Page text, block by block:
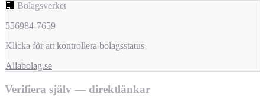
🏢 Bolagsverket
556984-7659
Klicka för att kontrollera bolagsstatus
Allabolag.se
Verifiera själv — direktlänkar